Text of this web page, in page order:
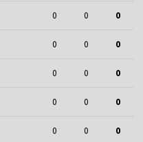
0 0 0
0 0 0
0 0 0
0 0 0
0 0 0